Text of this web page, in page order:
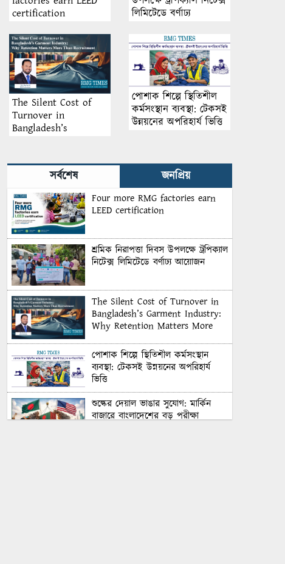
certification
লিমিটেডে বর্ণাঢ্য
The Silent Cost of
Turnover in
Bangladesh’s
Matters More Than
Recruitment
পোশাক শিল্পে স্থিতিশীল
কর্মসংস্থান ব্যবস্থা: টেকসই
উন্নয়নের অপরিহার্য ভিত্তি
সর্বশেষ জনপ্রিয়
Four more RMG factories earn
LEED certification
শ্রমিক নিরাপত্তা দিবস উপলক্ষে ট্রপিক্যাল
নিটেক্স লিমিটেডে বর্ণাঢ্য আয়োজন
The Silent Cost of Turnover in
Bangladesh’s Garment Industry:
Why Retention Matters More
পোশাক শিল্পে স্থিতিশীল কর্মসংস্থান
ব্যবস্থা: টেকসই উন্নয়নের অপরিহার্য
ভিত্তি
শুল্কের দেয়াল ভাঙার সুযোগ: মার্কিন
বাজারে বাংলাদেশের বড় পরীক্ষা